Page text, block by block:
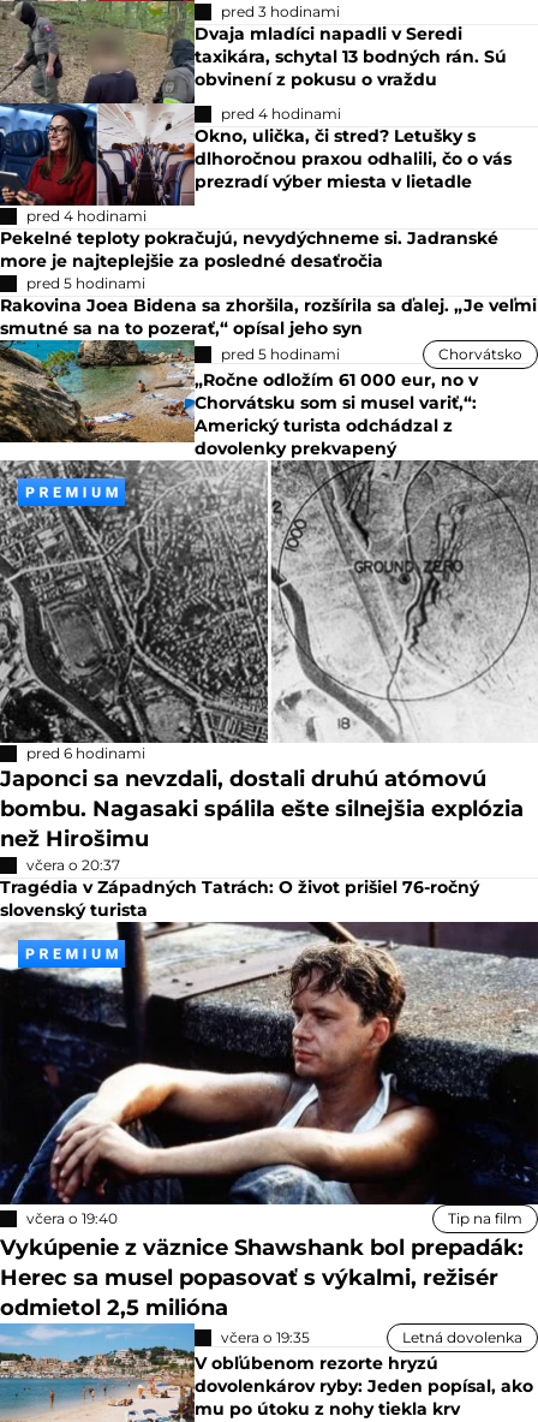
pred 3 hodinami
Dvaja mladíci napadli v Seredi
taxikára, schytal 13 bodných rán. Sú
obvinení z pokusu o vraždu
pred 4 hodinami
Okno, ulička, či stred? Letušky s
dlhoročnou praxou odhalili, čo o vás
prezradí výber miesta v lietadle
pred 4 hodinami
Pekelné teploty pokračujú, nevydýchneme si. Jadranské
more je najteplejšie za posledné desaťročia
pred 5 hodinami
Rakovina Joea Bidena sa zhoršila, rozšírila sa ďalej. „Je veľmi
smutné sa na to pozerať,“ opísal jeho syn
pred 5 hodinami Chorvátsko
„Ročne odložím 61 000 eur, no v
Chorvátsku som si musel variť,“:
Americký turista odchádzal z
dovolenky prekvapený
pred 6 hodinami
Japonci sa nevzdali, dostali druhú atómovú
bombu. Nagasaki spálila ešte silnejšia explózia
než Hirošimu
včera o 20:37
Tragédia v Západných Tatrách: O život prišiel 76-ročný
slovenský turista
včera o 19:40 Tip na film
Vykúpenie z väznice Shawshank bol prepadák:
Herec sa musel popasovať s výkalmi, režisér
odmietol 2,5 milióna
včera o 19:35 Letná dovolenka
V obľúbenom rezorte hryzú
dovolenkárov ryby: Jeden popísal, ako
mu po útoku z nohy tiekla krv